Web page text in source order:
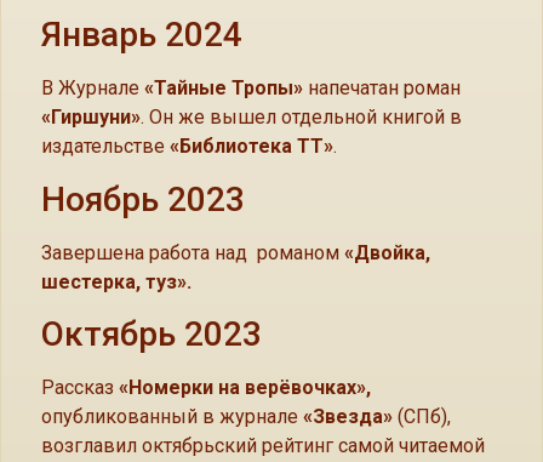
Январь 2024
В Журнале «Тайные Тропы» напечатан роман
«Гиршуни». Он же вышел отдельной книгой в
издательстве «Библиотека ТТ».
Ноябрь 2023
Завершена работа над романом «Двойка,
шестерка, туз».
Октябрь 2023
Рассказ «Номерки на верёвочках»,
опубликованный в журнале «Звезда» (СПб),
возглавил октябрьский рейтинг самой читаемой